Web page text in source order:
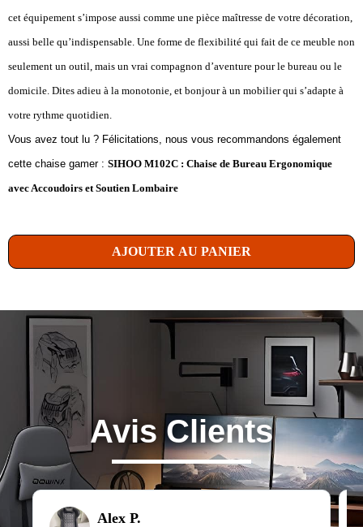
cet équipement s’impose aussi comme une pièce maîtresse de votre décoration,
aussi belle qu’indispensable. Une forme de flexibilité qui fait de ce meuble non
seulement un outil, mais un vrai compagnon d’aventure pour le bureau ou le
domicile. Dites adieu à la monotonie, et bonjour à un mobilier qui s’adapte à
votre rythme quotidien.
Vous avez tout lu ? Félicitations, nous vous recommandons également
cette chaise gamer : SIHOO M102C : Chaise de Bureau Ergonomique
avec Accoudoirs et Soutien Lombaire
AJOUTER AU PANIER
Avis Clients
Alex P.